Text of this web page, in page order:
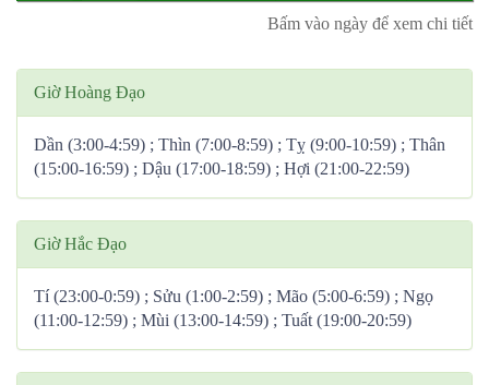
Bấm vào ngày để xem chi tiết
Giờ Hoàng Đạo
Dần (3:00-4:59) ; Thìn (7:00-8:59) ; Tỵ (9:00-10:59) ; Thân
(15:00-16:59) ; Dậu (17:00-18:59) ; Hợi (21:00-22:59)
Giờ Hắc Đạo
Tí (23:00-0:59) ; Sửu (1:00-2:59) ; Mão (5:00-6:59) ; Ngọ
(11:00-12:59) ; Mùi (13:00-14:59) ; Tuất (19:00-20:59)